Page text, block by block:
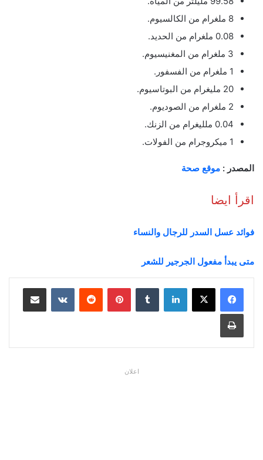
8 ملغرام من الكالسيوم.
0.08 ملغرام من الحديد.
3 ملغرام من المغنيسيوم.
1 ملغرام من الفسفور.
20 مليغرام من البوتاسيوم.
2 ملغرام من الصوديوم.
0.04 ملليغرام من الزنك.
1 ميكروجرام من الفولات.
المصدر : موقع صحة
اقرأ ايضا
فوائد عسل السدر للرجال والنساء
متى يبدأ مفعول الجرجير للشعر
لينكدإن بينتيريست مشاركة عبر البريد
طباعة
اعلان